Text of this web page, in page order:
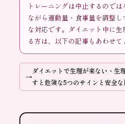
トレーニングは中止するので
ながら運動量・食事量を調整
な対応です。ダイエット中に
る方は、以下の記事もあわせて
ダイエットで生理が来ない・生
すと危険な5つのサインと安全